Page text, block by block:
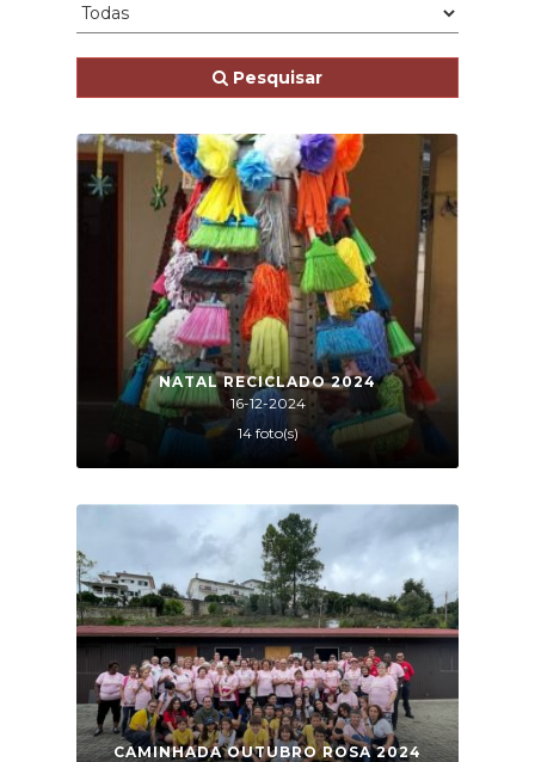
Pesquisar
NATAL RECICLADO 2024
16-12-2024
14 foto(s)
CAMINHADA OUTUBRO ROSA 2024